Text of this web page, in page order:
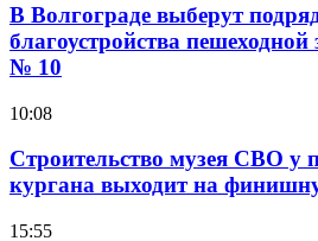
В Волгограде выберут
благоустройства
№ 10
10:08
Строительство музея СВО у
кургана выходит на
15:55